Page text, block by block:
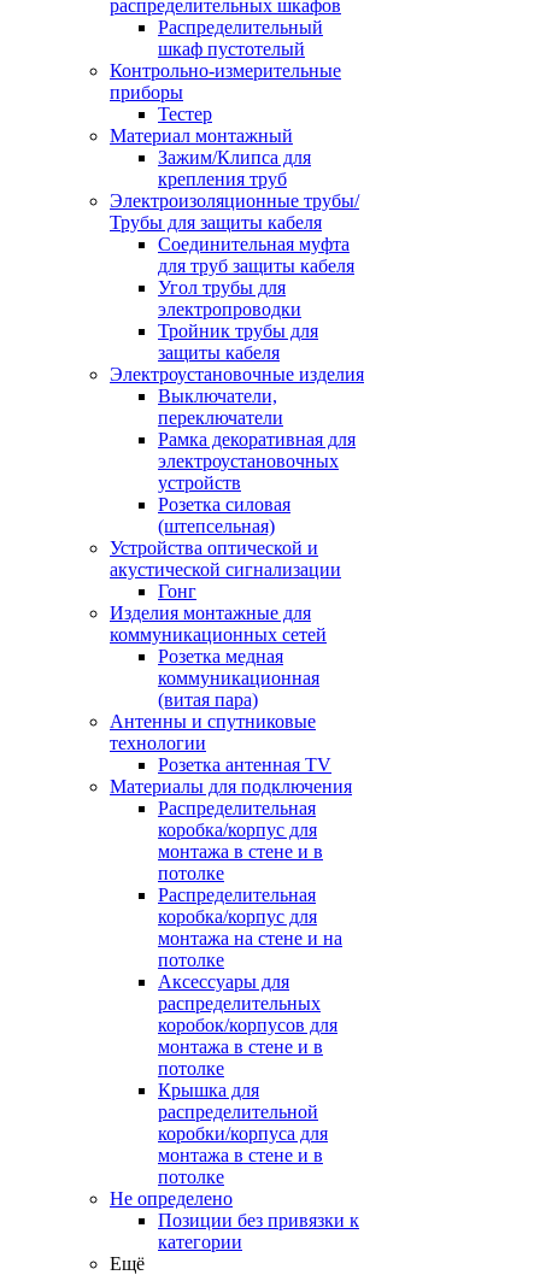
распределительных шкафов
Распределительный
шкаф пустотелый
Контрольно-измерительные
приборы
Тестер
Материал монтажный
Зажим/Клипса для
крепления труб
Электроизоляционные трубы/
Трубы для защиты кабеля
Соединительная муфта
для труб защиты кабеля
Угол трубы для
электропроводки
Тройник трубы для
защиты кабеля
Электроустановочные изделия
Выключатели,
переключатели
Рамка декоративная для
электроустановочных
устройств
Розетка силовая
(штепсельная)
Устройства оптической и
акустической сигнализации
Гонг
Изделия монтажные для
коммуникационных сетей
Розетка медная
коммуникационная
(витая пара)
Антенны и спутниковые
технологии
Розетка антенная TV
Материалы для подключения
Распределительная
коробка/корпус для
монтажа в стене и в
потолке
Распределительная
коробка/корпус для
монтажа на стене и на
потолке
Аксессуары для
распределительных
коробок/корпусов для
монтажа в стене и в
потолке
Крышка для
распределительной
коробки/корпуса для
монтажа в стене и в
потолке
Не определено
Позиции без привязки к
категории
Ещё